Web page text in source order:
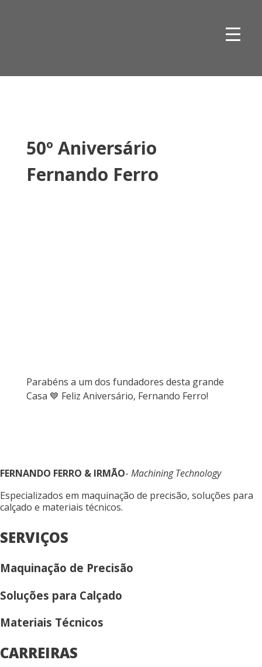
50º Aniversário
Fernando Ferro
Parabéns a um dos fundadores desta grande
Casa 💙 Feliz Aniversário, Fernando Ferro!
FERNANDO FERRO & IRMÃO- Machining Technology
Especializados em maquinação de precisão, soluções para
calçado e materiais técnicos.
SERVIÇOS
Maquinação de Precisão
Soluções para Calçado
Materiais Técnicos
CARREIRAS